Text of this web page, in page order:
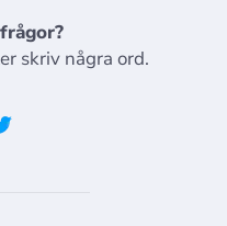
skriv några ord.